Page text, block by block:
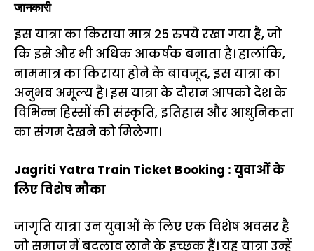
जानकारी
इस यात्रा का किराया मात्र 25 रुपये रखा गया है, जो
कि इसे और भी अधिक आकर्षक बनाता है। हालांकि,
नाममात्र का किराया होने के बावजूद, इस यात्रा का
अनुभव अमूल्य है। इस यात्रा के दौरान आपको देश के
विभिन्न हिस्सों की संस्कृति, इतिहास और आधुनिकता
का संगम देखने को मिलेगा।
Jagriti Yatra Train Ticket Booking : युवाओं के
लिए विशेष मौका
जागृति यात्रा उन युवाओं के लिए एक विशेष अवसर है
जो समाज में बदलाव लाने के इच्छुक हैं। यह यात्रा उन्हें